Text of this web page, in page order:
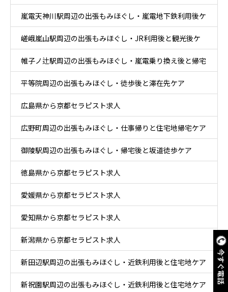
今すぐ電話
嵐電天神川駅周辺の出張もみほぐし・嵐電地下鉄利用後ケ
ア
嵯峨嵐山駅周辺の出張もみほぐし・JR利用後と観光後ケ
ア
帷子ノ辻駅周辺の出張もみほぐし・嵐電乗り換え後と帰宅
後ケア
平等院周辺の出張もみほぐし・徒歩後と滞在先ケア
広島県から京都セラピスト求人
広野町周辺の出張もみほぐし・仕事帰りと住宅地帰宅ケア
御陵駅周辺の出張もみほぐし・帰宅後と坂道徒歩ケア
徳島県から京都セラピスト求人
愛媛県から京都セラピスト求人
愛知県から京都セラピスト求人
新潟県から京都セラピスト求人
新田辺駅周辺の出張もみほぐし・近鉄利用後と住宅地ケア
新祝園駅周辺の出張もみほぐし・近鉄利用後と住宅地ケア